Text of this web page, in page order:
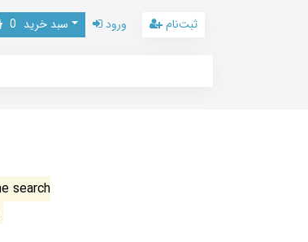
سبد خرید 0 ورود ثبت‌نام